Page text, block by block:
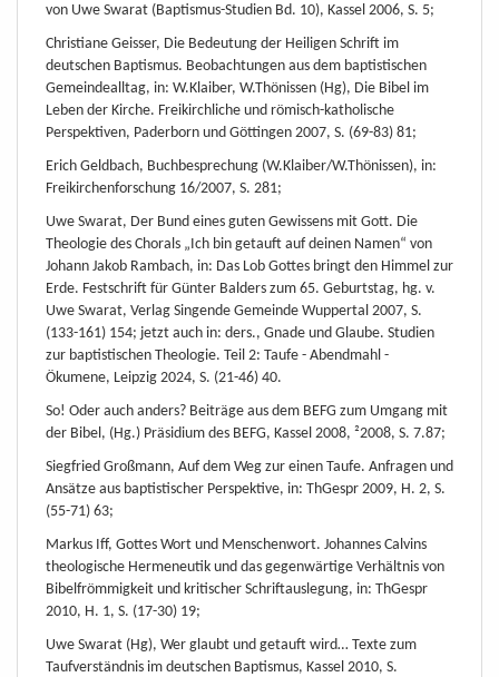
von Uwe Swarat (Baptismus-Studien Bd. 10), Kassel 2006, S. 5;
Christiane Geisser, Die Bedeutung der Heiligen Schrift im
deutschen Baptismus. Beobachtungen aus dem baptistischen
Gemeindealltag, in: W.Klaiber, W.Thönissen (Hg), Die Bibel im
Leben der Kirche. Freikirchliche und römisch-katholische
Perspektiven, Paderborn und Göttingen 2007, S. (69-83) 81;
Erich Geldbach, Buchbesprechung (W.Klaiber/W.Thönissen), in:
Freikirchenforschung 16/2007, S. 281;
Uwe Swarat, Der Bund eines guten Gewissens mit Gott. Die
Theologie des Chorals „Ich bin getauft auf deinen Namen“ von
Johann Jakob Rambach, in: Das Lob Gottes bringt den Himmel zur
Erde. Festschrift für Günter Balders zum 65. Geburtstag, hg. v.
Uwe Swarat, Verlag Singende Gemeinde Wuppertal 2007, S.
(133-161) 154; jetzt auch in: ders., Gnade und Glaube. Studien
zur baptistischen Theologie. Teil 2: Taufe - Abendmahl -
Ökumene, Leipzig 2024, S. (21-46) 40.
So! Oder auch anders? Beiträge aus dem BEFG zum Umgang mit
der Bibel, (Hg.) Präsidium des BEFG, Kassel 2008, ²2008, S. 7.87;
Siegfried Großmann, Auf dem Weg zur einen Taufe. Anfragen und
Ansätze aus baptistischer Perspektive, in: ThGespr 2009, H. 2, S.
(55-71) 63;
Markus Iff, Gottes Wort und Menschenwort. Johannes Calvins
theologische Hermeneutik und das gegenwärtige Verhältnis von
Bibelfrömmigkeit und kritischer Schriftauslegung, in: ThGespr
2010, H. 1, S. (17-30) 19;
Uwe Swarat (Hg), Wer glaubt und getauft wird… Texte zum
Taufverständnis im deutschen Baptismus, Kassel 2010, S.